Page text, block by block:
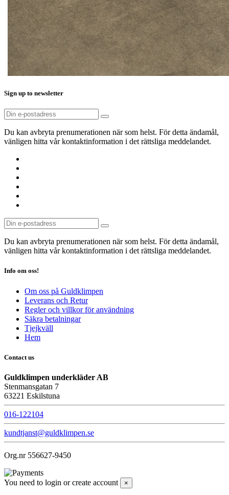
Sign up to newsletter
Du kan avbryta prenumerationen när som helst. För detta ändamål,
vänligen hitta vår kontaktinformation i det rättsliga meddelandet.
Du kan avbryta prenumerationen när som helst. För detta ändamål,
vänligen hitta vår kontaktinformation i det rättsliga meddelandet.
Info om oss!
Om oss på Guldklimpen
Leverans och Retur
Regler och villkor för användning
Säkra betalningar
Tjejkväll
Hem
Contact us
Guldklimpen underkläder AB
Stenmansgatan 7
63221 Eskilstuna
016-122104
kundtjanst@guldklimpen.se
Org.nr 556627-9450
You need to login or create account ×